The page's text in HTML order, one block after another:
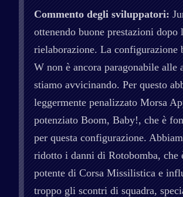
Commento degli sviluppatori:
ottenendo buone prestazioni dopo
rielaborazione. La configurazione
W non è ancora paragonabile alle
stiamo avvicinando. Per questo
leggermente penalizzato Morsa
potenziato Boom, Baby!, che è
per questa configurazione.
ridotto i danni di Rotobomba, che
potente di Corsa Missilistica e
troppo gli scontri di squadra,